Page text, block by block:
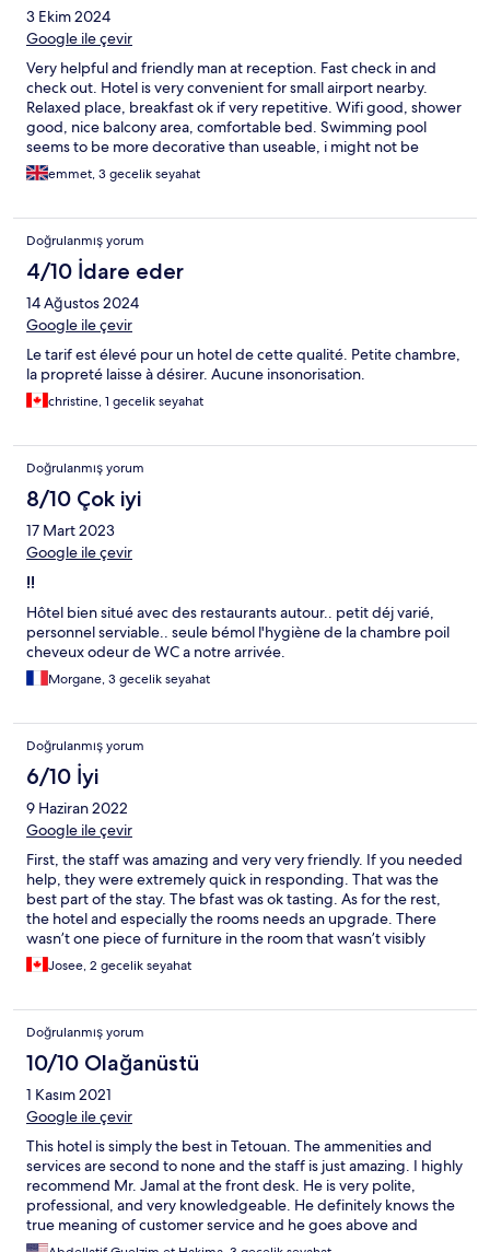
3 Ekim 2024
Google ile çevir
Very helpful and friendly man at reception. Fast check in and
check out. Hotel is very convenient for small airport nearby.
Relaxed place, breakfast ok if very repetitive. Wifi good, shower
good, nice balcony area, comfortable bed. Swimming pool
seems to be more decorative than useable, i might not be
correct here. Room a bit jaded and tired, light switches and
furniture needs some attention.
emmet, 3 gecelik seyahat
Doğrulanmış yorum
4/10 İdare eder
14 Ağustos 2024
Google ile çevir
Le tarif est élevé pour un hotel de cette qualité. Petite chambre,
la propreté laisse à désirer. Aucune insonorisation.
christine, 1 gecelik seyahat
Doğrulanmış yorum
8/10 Çok iyi
17 Mart 2023
Google ile çevir
!!
Hôtel bien situé avec des restaurants autour.. petit déj varié,
personnel serviable.. seule bémol l'hygiène de la chambre poil
cheveux odeur de WC a notre arrivée.
Morgane, 3 gecelik seyahat
Doğrulanmış yorum
6/10 İyi
9 Haziran 2022
Google ile çevir
First, the staff was amazing and very very friendly. If you needed
help, they were extremely quick in responding. That was the
best part of the stay. The bfast was ok tasting. As for the rest,
the hotel and especially the rooms needs an upgrade. There
wasn’t one piece of furniture in the room that wasn’t visibly
distressed.
Josee, 2 gecelik seyahat
Doğrulanmış yorum
10/10 Olağanüstü
1 Kasım 2021
Google ile çevir
This hotel is simply the best in Tetouan. The ammenities and
services are second to none and the staff is just amazing. I highly
recommend Mr. Jamal at the front desk. He is very polite,
professional, and very knowledgeable. He definitely knows the
true meaning of customer service and he goes above and
beyond to make sure his clients are satisfied. Great job guys,